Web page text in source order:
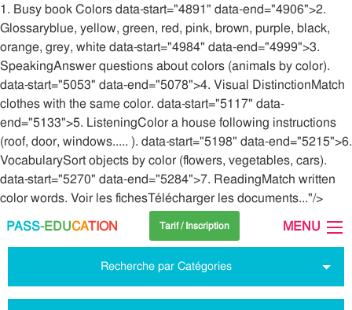
1. Busy book Colors data-start="4891" data-end="4906">2.
Glossaryblue, yellow, green, red, pink, brown, purple, black,
orange, grey, white data-start="4984" data-end="4999">3.
SpeakingAnswer questions about colors (animals by color).
data-start="5053" data-end="5078">4. Visual DistinctionMatch
clothes with the same color. data-start="5117" data-
end="5133">5. ListeningColor a house following instructions
(roof, door, windows..... ). data-start="5198" data-end="5215">6.
VocabularySort objects by color (flowers, vegetables, cars).
data-start="5270" data-end="5284">7. ReadingMatch written
color words. Voir les fichesTélécharger les documents..."/>
PASS-EDUCATION Tarif / Inscription MENU
Recherche par Catégories